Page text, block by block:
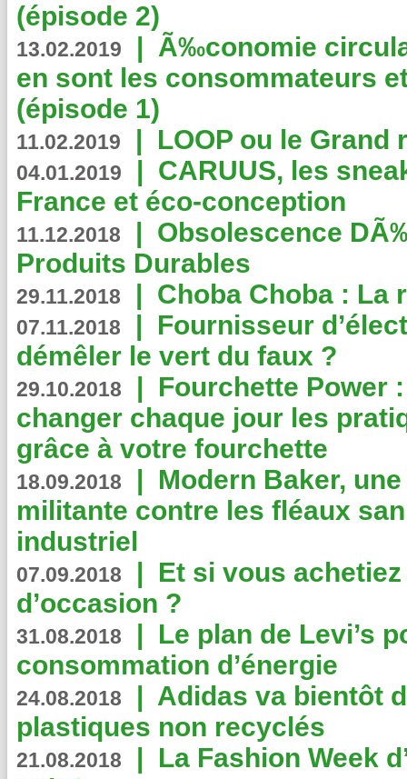
(épisode 2)
13.02.2019 | Ã‰conomie
en sont les consommateurs
(épisode 1)
11.02.2019 | LOOP ou le Grand
04.01.2019 | CARUUS, les
France et éco-conception
11.12.2018 | Obsolescence
Produits Durables
29.11.2018 | Choba Choba : La
07.11.2018 | Fournisseur
démêler le vert du faux ?
29.10.2018 | Fourchette Power
changer chaque jour les
grâce à votre fourchette
18.09.2018 | Modern Baker,
militante contre les fléaux
industriel
07.09.2018 | Et si vous
d’occasion ?
31.08.2018 | Le plan de Levi’s
consommation d’énergie
24.08.2018 | Adidas va bientôt
plastiques non recyclés
21.08.2018 | La Fashion Week